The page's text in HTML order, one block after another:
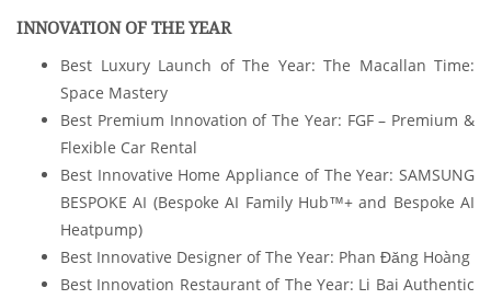
INNOVATION OF THE YEAR
Best Luxury Launch of The Year: The Macallan Time:
Space Mastery
Best Premium Innovation of The Year: FGF – Premium &
Flexible Car Rental
Best Innovative Home Appliance of The Year: SAMSUNG
BESPOKE AI (Bespoke AI Family Hub™+ and Bespoke AI
Heatpump)
Best Innovative Designer of The Year: Phan Đăng Hoàng
Best Innovation Restaurant of The Year: Li Bai Authentic